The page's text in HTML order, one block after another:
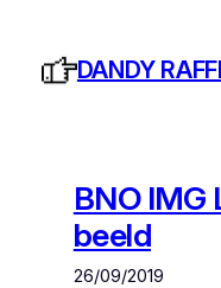
DANDY
BNO IMG
beeld
26/09/2019